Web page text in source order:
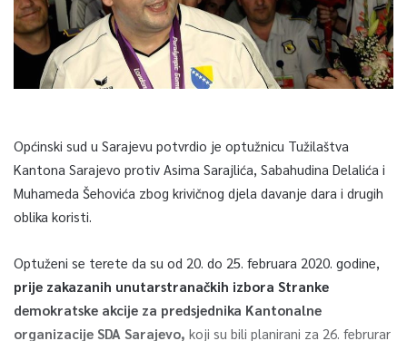
Općinski sud u Sarajevu potvrdio je optužnicu Tužilaštva
Kantona Sarajevo protiv Asima Sarajlića, Sabahudina Delalića i
Muhameda Šehovića zbog krivičnog djela davanje dara i drugih
oblika koristi.
Optuženi se terete da su od 20. do 25. februara 2020. godine,
prije zakazanih unutarstranačkih izbora Stranke
demokratske akcije za predsjednika Kantonalne
organizacije SDA Sarajevo, koji su bili planirani za 26. februrar